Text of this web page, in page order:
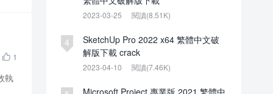
 1
執
2023-03-25 閱讀(8.51K)
4
SketchUp Pro 2022 x64 繁體中文破
解版下載 crack
2023-04-10 閱讀(7.46K)
Microsoft Project 專業版 2021 繁體中